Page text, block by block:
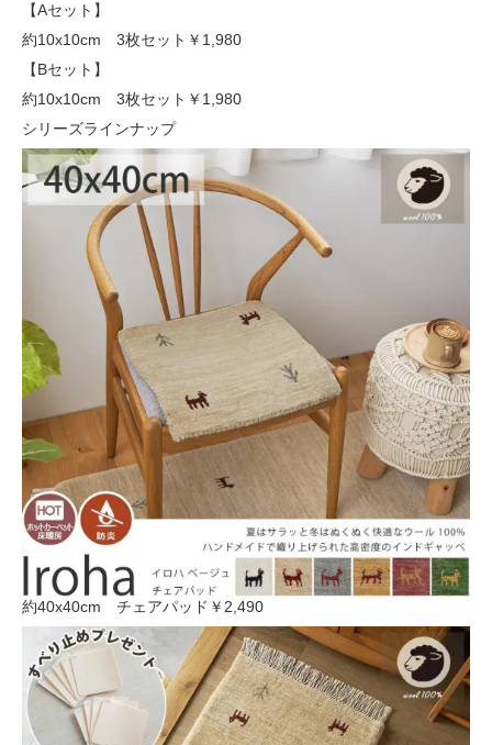
【Aセット】
約10x10cm 3枚セット ￥1,980
【Bセット】
約10x10cm 3枚セット ￥1,980
シリーズラインナップ
約40x40cm チェアパッド ￥2,490